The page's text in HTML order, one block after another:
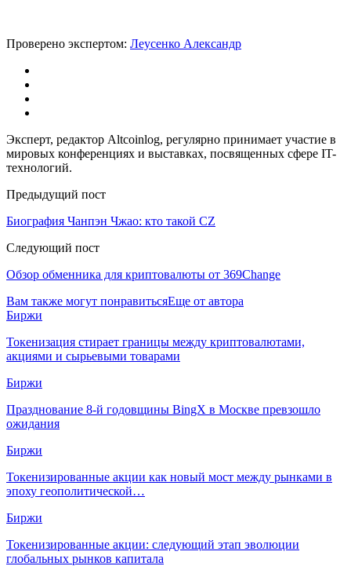
Проверено экспертом: Леусенко Александр
Эксперт, редактор Altcoinlog, регулярно принимает участие в
мировых конференциях и выставках, посвященных сфере IT-
технологий.
Предыдущий пост
Биография Чанпэн Чжао: кто такой CZ
Следующий пост
Обзор обменника для криптовалюты от 369Change
Вам также могут понравитьсяЕще от автора
Биржи
Токенизация стирает границы между криптовалютами,
акциями и сырьевыми товарами
Биржи
Празднование 8-й годовщины BingX в Москве превзошло
ожидания
Биржи
Токенизированные акции как новый мост между рынками в
эпоху геополитической…
Биржи
Токенизированные акции: следующий этап эволюции
глобальных рынков капитала